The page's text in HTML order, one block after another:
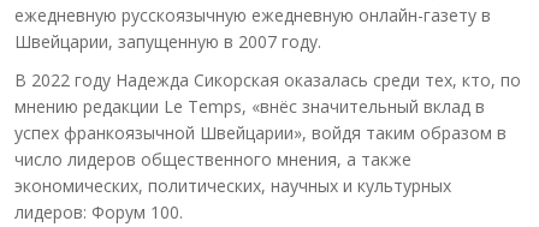
ежедневную русскоязычную ежедневную онлайн-газету в
Швейцарии, запущенную в 2007 году.
В 2022 году Надежда Сикорская оказалась среди тех, кто, по
мнению редакции Le Temps, «внёс значительный вклад в
успех франкоязычной Швейцарии», войдя таким образом в
число лидеров общественного мнения, а также
экономических, политических, научных и культурных
лидеров: Форум 100.